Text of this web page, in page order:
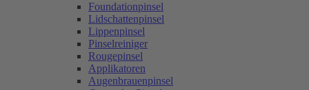
Foundationpinsel
Lidschattenpinsel
Lippenpinsel
Pinselreiniger
Rougepinsel
Applikatoren
Augenbrauenpinsel